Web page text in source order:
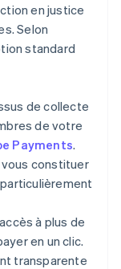
en justice
Selon
standard
de collecte
de votre
Payments.
constituer
à plus de
en un clic.
transparente